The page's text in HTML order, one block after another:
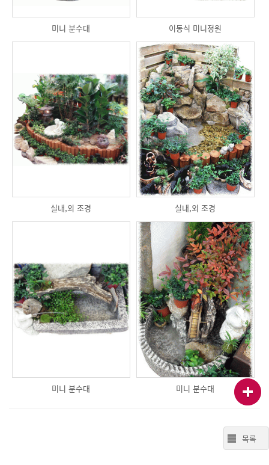
미니 분수대 이동식 미니정원
실내,외 조경 실내,외 조경
미니 분수대 미니 분수대
목록